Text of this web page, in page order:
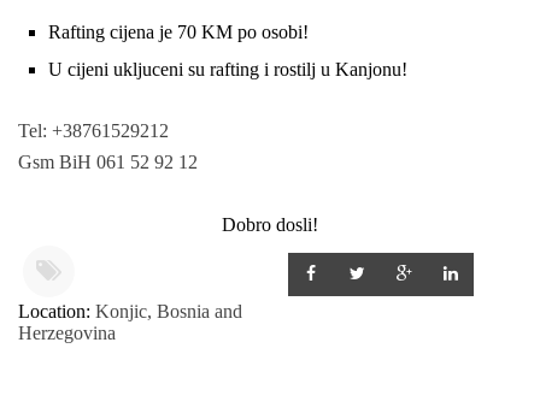
Rafting cijena je 70 KM po osobi!
U cijeni ukljuceni su rafting i rostilj u Kanjonu!
Tel: +38761529212
Gsm BiH 061 52 92 12
Dobro dosli!
Location: Konjic, Bosnia and
Herzegovina